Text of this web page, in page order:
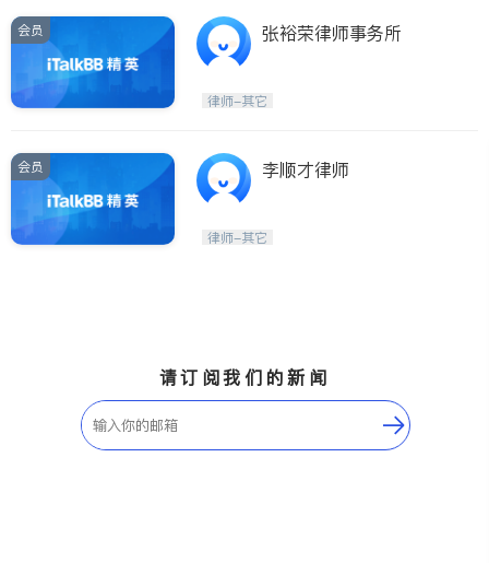
会员 张裕荣律师事务所
律师-其它
会员 李顺才律师
律师-其它
请订阅我们的新闻